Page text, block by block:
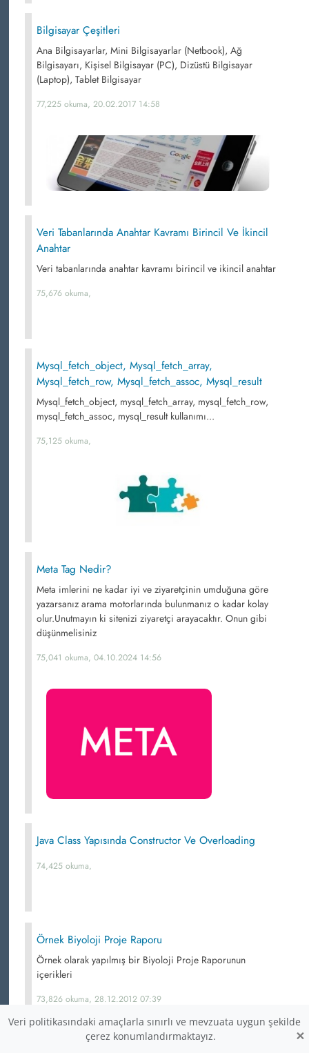
Bilgisayar Çeşitleri
Ana Bilgisayarlar, Mini Bilgisayarlar (Netbook), Ağ
Bilgisayarı, Kişisel Bilgisayar (PC), Dizüstü Bilgisayar
(Laptop), Tablet Bilgisayar
77,225 okuma, 20.02.2017 14:58
Veri Tabanlarında Anahtar Kavramı Birincil Ve İkincil
Anahtar
Veri tabanlarında anahtar kavramı birincil ve ikincil anahtar
75,676 okuma,
Mysql_fetch_object, Mysql_fetch_array,
Mysql_fetch_row, Mysql_fetch_assoc, Mysql_result
Mysql_fetch_object, mysql_fetch_array, mysql_fetch_row,
mysql_fetch_assoc, mysql_result kullanımı...
75,125 okuma,
Meta Tag Nedir?
Meta imlerini ne kadar iyi ve ziyaretçinin umduğuna göre
yazarsanız arama motorlarında bulunmanız o kadar kolay
olur.Unutmayın ki sitenizi ziyaretçi arayacaktır. Onun gibi
düşünmelisiniz
75,041 okuma, 04.10.2024 14:56
Java Class Yapısında Constructor Ve Overloading
74,425 okuma,
Örnek Biyoloji Proje Raporu
Örnek olarak yapılmış bir Biyoloji Proje Raporunun
içerikleri
73,826 okuma, 28.12.2012 07:39
Veri politikasındaki amaçlarla sınırlı ve mevzuata uygun şekilde
çerez konumlandırmaktayız.
×